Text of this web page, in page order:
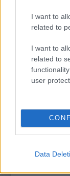
I want to
related to
I want to
related to
user
Data
Forrás:
Kultúra